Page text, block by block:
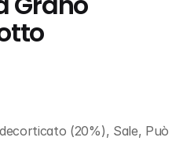
(20%), Sale, Può